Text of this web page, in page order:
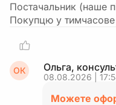
Постачальник (наше
Покупцю у
ОК Ольга,
08.08.2026 |
Можете